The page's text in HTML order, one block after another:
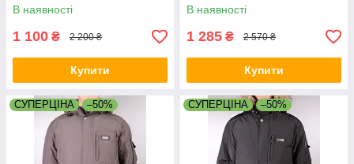
В наявності
1 100 ₴ 2 200 ₴
Купити
В наявності
1 285 ₴ 2 570 ₴
Купити
СУПЕРЦІНА –50% СУПЕРЦІНА –50%